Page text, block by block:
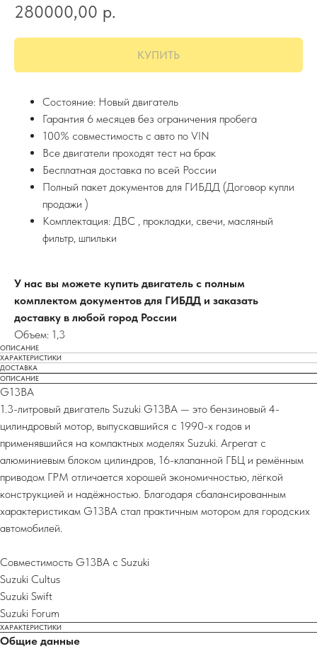
280000,00 р.
КУПИТЬ
Состояние: Новый двигатель
Гарантия 6 месяцев без ограничения пробега
100% совместимость с авто по VIN
Все двигатели проходят тест на брак
Бесплатная доставка по всей России
Полный пакет документов для ГИБДД (Договор купли
продажи )
Комплектация: ДВС , прокладки, свечи, масляный
фильтр, шпильки
У нас вы можете купить двигатель с полным
комплектом документов для ГИБДД и заказать
доставку в любой город России
Объем: 1,3
ОПИСАНИЕ
ХАРАКТЕРИСТИКИ
ДОСТАВКА
ОПИСАНИЕ
G13BA
1.3-литровый двигатель Suzuki G13BA — это бензиновый 4-
цилиндровый мотор, выпускавшийся с 1990-х годов и
применявшийся на компактных моделях Suzuki. Агрегат с
алюминиевым блоком цилиндров, 16-клапанной ГБЦ и ремённым
приводом ГРМ отличается хорошей экономичностью, лёгкой
конструкцией и надёжностью. Благодаря сбалансированным
характеристикам G13BA стал практичным мотором для городских
автомобилей.
Совместимость G13BA с Suzuki
Suzuki Cultus
Suzuki Swift
Suzuki Forum
ХАРАКТЕРИСТИКИ
Общие данные